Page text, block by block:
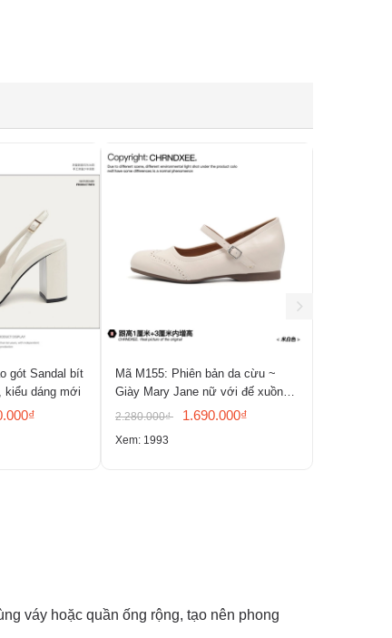
gót Sandal bít
kiểu dáng mới
Mã M155: Phiên bản da cừu ~
Giày Mary Jane nữ với đế xuồng
ẩn, mũi tròn, gót phẳng
2.280.000₫ 1.690.000₫
Xem: 1993
váy hoặc quần ống rộng, tạo nên phong